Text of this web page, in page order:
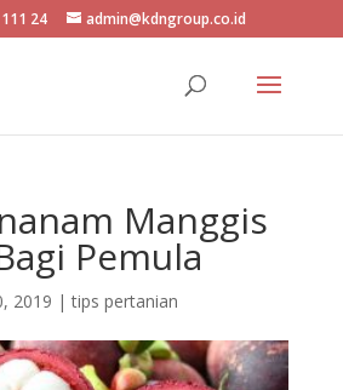
24 admin@kdngroup.co.id
Manggis
Pemula
2019 |tips pertanian